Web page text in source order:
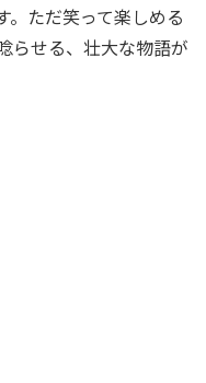
。ただ笑って楽しめる
らせる、壮大な物語が